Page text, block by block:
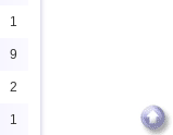
1
9
2
1